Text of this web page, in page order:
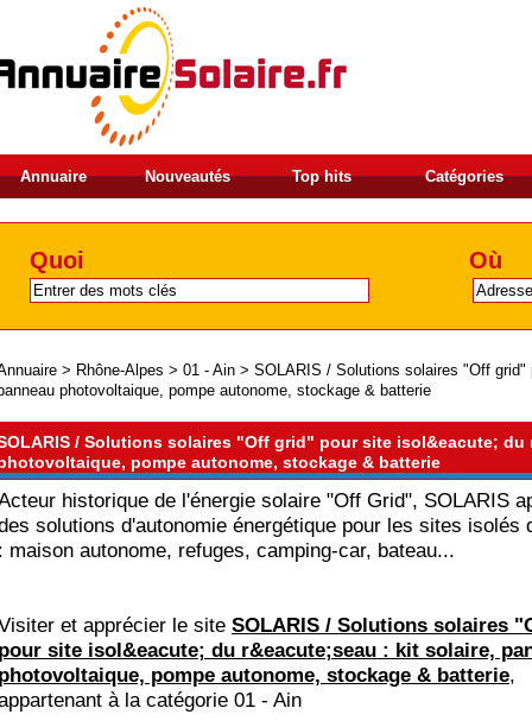
Annuaire Nouveautés Top hits Catégories
Quoi Où
> Rhône-Alpes > 01 - Ain > SOLARIS / Solutions solaires "Off
photovoltaique, pompe autonome, stockage & batterie
/ Solutions solaires "Off grid" pour site isol&eacute;
pompe autonome, stockage & batterie
historique de l'énergie solaire "Off Grid", SOLARIS
solutions d'autonomie énergétique pour les sites isolés
maison autonome, refuges, camping-car, bateau...
et apprécier le site SOLARIS / Solutions solaires
site isol&eacute; du r&eacute;seau : kit solaire,
pompe autonome, stockage & batterie,
à la catégorie 01 - Ain